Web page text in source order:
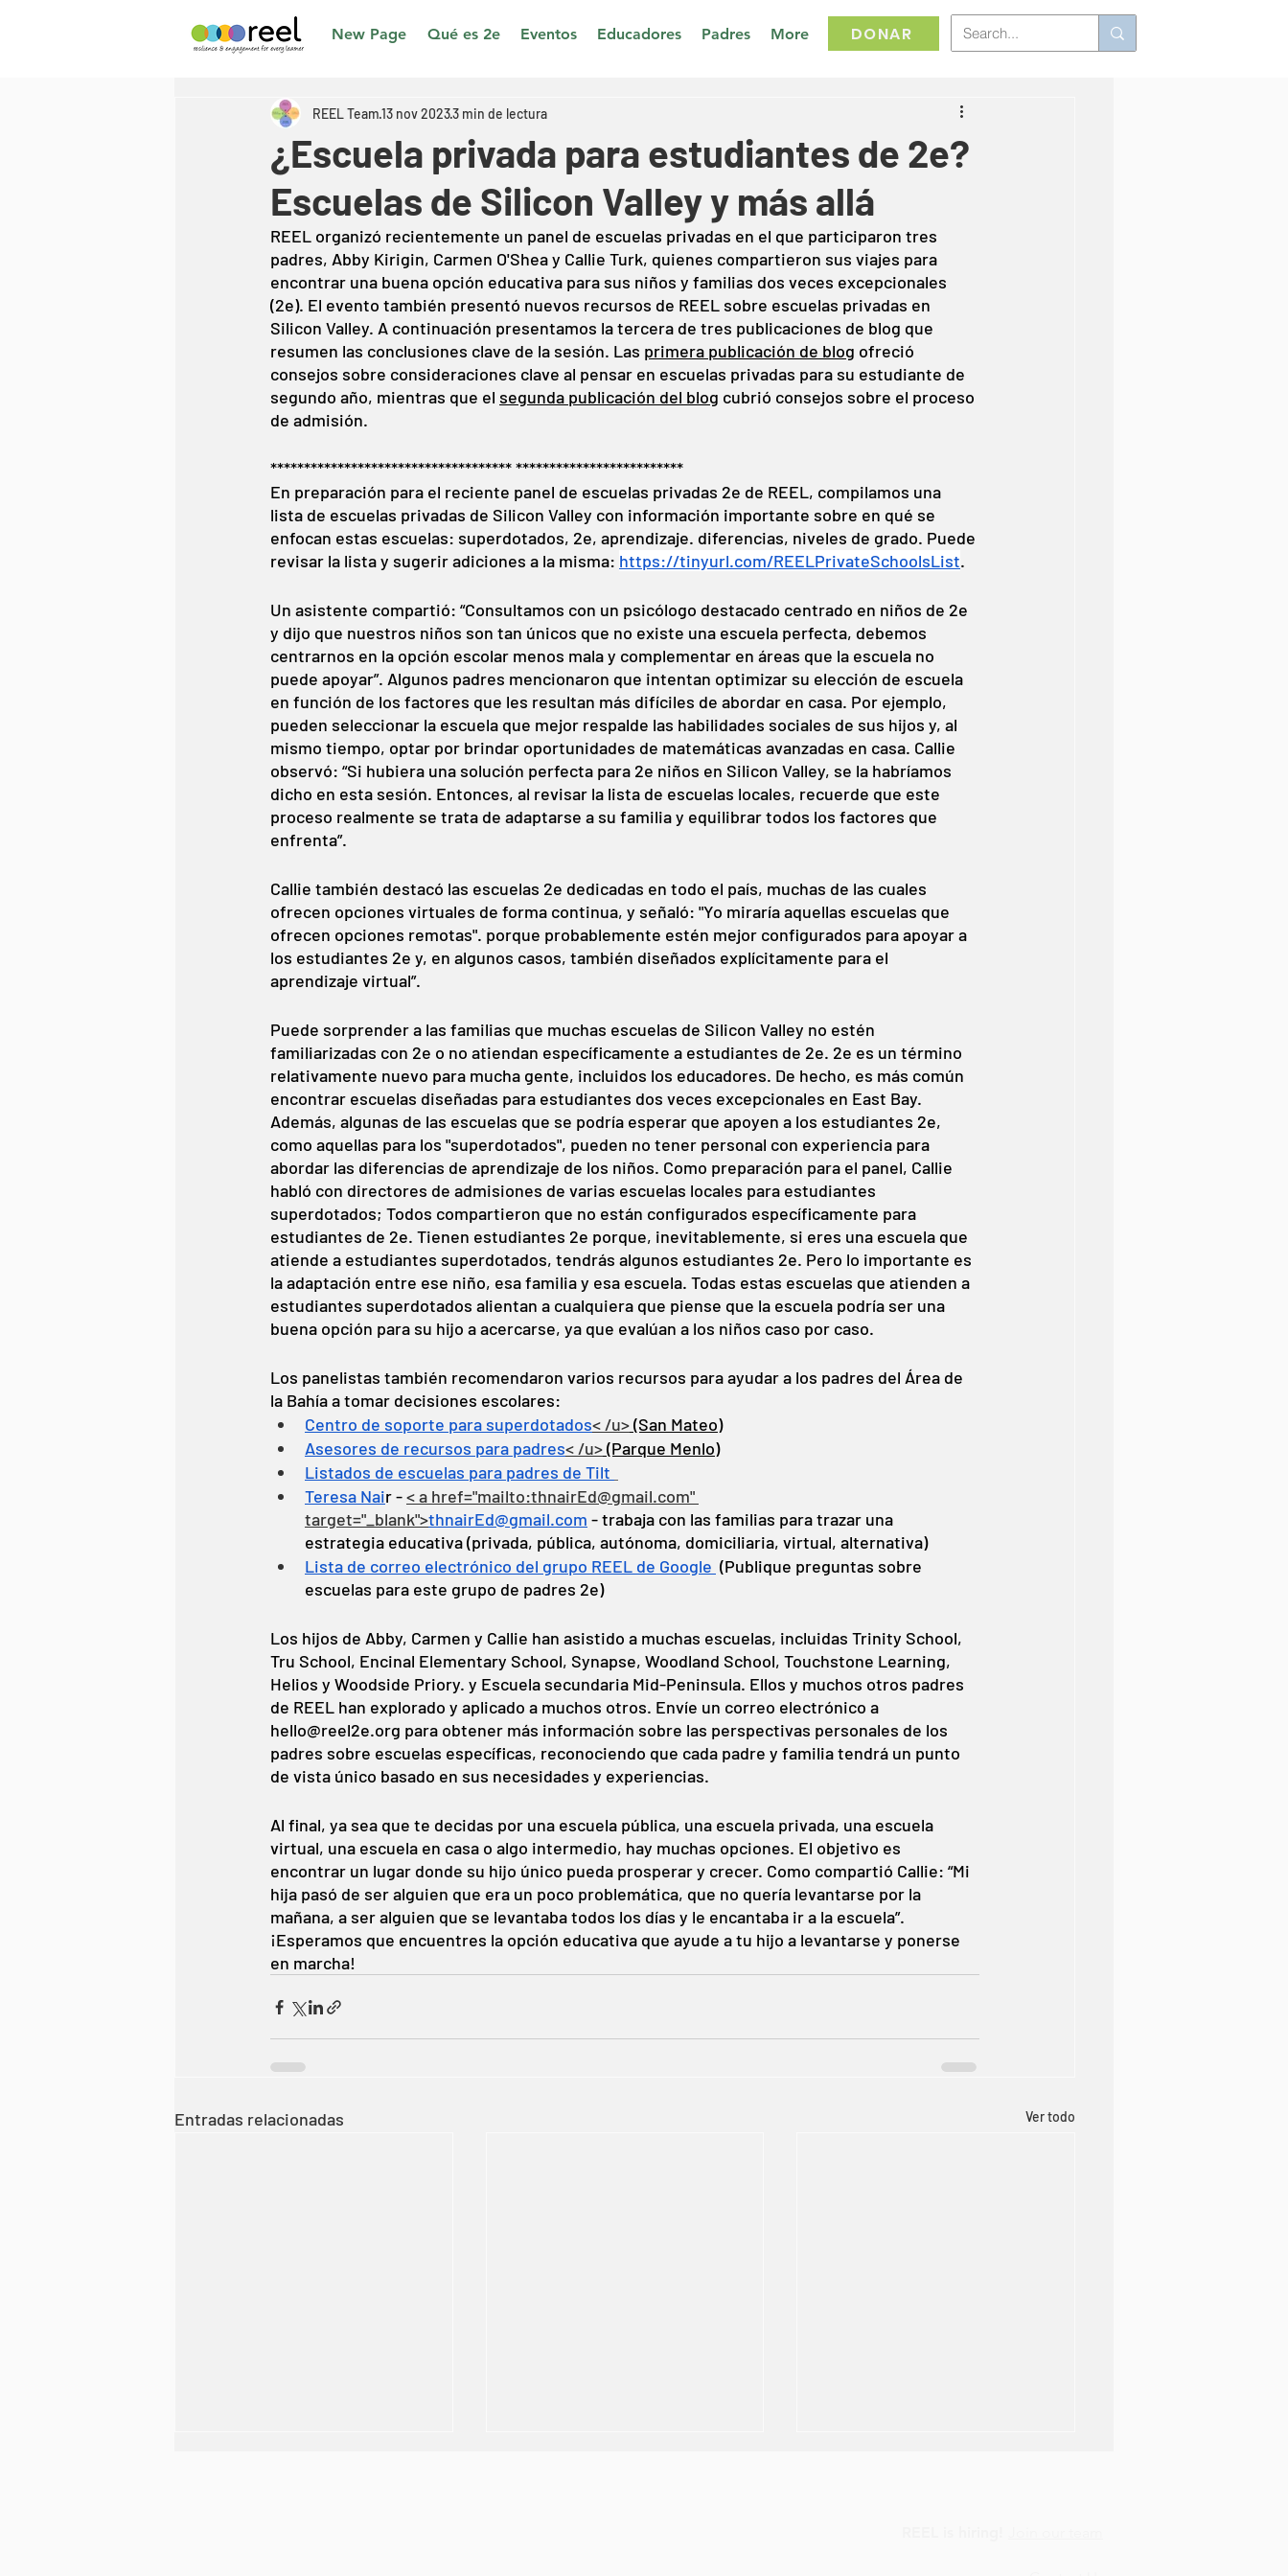
New Page Qué es 2e Eventos Educadores Padres More DONAR
¿Escuela privada para estudiantes de 2e?
Escuelas de Silicon Valley y más allá
REEL Team13 nov 20233 min de lectura
REEL organizó recientemente un panel de escuelas privadas en el que participaron tres
padres, Abby Kirigin, Carmen O'Shea y Callie Turk, quienes compartieron sus viajes para
encontrar una buena opción educativa para sus niños y familias dos veces excepcionales
(2e). El evento también presentó nuevos recursos de REEL sobre escuelas privadas en
Silicon Valley. A continuación presentamos la tercera de tres publicaciones de blog que
resumen las conclusiones clave de la sesión. Las primera publicación de blog ofreció
consejos sobre consideraciones clave al pensar en escuelas privadas para su estudiante de
segundo año, mientras que el segunda publicación del blog cubrió consejos sobre el proceso
de admisión.
************************************ *************************
En preparación para el reciente panel de escuelas privadas 2e de REEL, compilamos una
lista de escuelas privadas de Silicon Valley con información importante sobre en qué se
enfocan estas escuelas: superdotados, 2e, aprendizaje. diferencias, niveles de grado. Puede
revisar la lista y sugerir adiciones a la misma: https://tinyurl.com/REELPrivateSchoolsList.
Un asistente compartió: “Consultamos con un psicólogo destacado centrado en niños de 2e
y dijo que nuestros niños son tan únicos que no existe una escuela perfecta, debemos
centrarnos en la opción escolar menos mala y complementar en áreas que la escuela no
puede apoyar”. Algunos padres mencionaron que intentan optimizar su elección de escuela
en función de los factores que les resultan más difíciles de abordar en casa. Por ejemplo,
pueden seleccionar la escuela que mejor respalde las habilidades sociales de sus hijos y, al
mismo tiempo, optar por brindar oportunidades de matemáticas avanzadas en casa. Callie
observó: “Si hubiera una solución perfecta para 2e niños en Silicon Valley, se la habríamos
dicho en esta sesión. Entonces, al revisar la lista de escuelas locales, recuerde que este
proceso realmente se trata de adaptarse a su familia y equilibrar todos los factores que
enfrenta”.
Callie también destacó las escuelas 2e dedicadas en todo el país, muchas de las cuales
ofrecen opciones virtuales de forma continua, y señaló: "Yo miraría aquellas escuelas que
ofrecen opciones remotas". porque probablemente estén mejor configurados para apoyar a
los estudiantes 2e y, en algunos casos, también diseñados explícitamente para el
aprendizaje virtual”.
Puede sorprender a las familias que muchas escuelas de Silicon Valley no estén
familiarizadas con 2e o no atiendan específicamente a estudiantes de 2e. 2e es un término
relativamente nuevo para mucha gente, incluidos los educadores. De hecho, es más común
encontrar escuelas diseñadas para estudiantes dos veces excepcionales en East Bay.
Además, algunas de las escuelas que se podría esperar que apoyen a los estudiantes 2e,
como aquellas para los "superdotados", pueden no tener personal con experiencia para
abordar las diferencias de aprendizaje de los niños. Como preparación para el panel, Callie
habló con directores de admisiones de varias escuelas locales para estudiantes
superdotados; Todos compartieron que no están configurados específicamente para
estudiantes de 2e. Tienen estudiantes 2e porque, inevitablemente, si eres una escuela que
atiende a estudiantes superdotados, tendrás algunos estudiantes 2e. Pero lo importante es
la adaptación entre ese niño, esa familia y esa escuela. Todas estas escuelas que atienden a
estudiantes superdotados alientan a cualquiera que piense que la escuela podría ser una
buena opción para su hijo a acercarse, ya que evalúan a los niños caso por caso.
Los panelistas también recomendaron varios recursos para ayudar a los padres del Área de
la Bahía a tomar decisiones escolares:
Centro de soporte para superdotados< /u> (San Mateo)
Asesores de recursos para padres< /u> (Parque Menlo)
Listados de escuelas para padres de Tilt
Teresa Nair - < a href="mailto:thnairEd@gmail.com"
target="_blank">thnairEd@gmail.com - trabaja con las familias para trazar una
estrategia educativa (privada, pública, autónoma, domiciliaria, virtual, alternativa)
Lista de correo electrónico del grupo REEL de Google (Publique preguntas sobre
escuelas para este grupo de padres 2e)
Los hijos de Abby, Carmen y Callie han asistido a muchas escuelas, incluidas Trinity School,
Tru School, Encinal Elementary School, Synapse, Woodland School, Touchstone Learning,
Helios y Woodside Priory. y Escuela secundaria Mid-Peninsula. Ellos y muchos otros padres
de REEL han explorado y aplicado a muchos otros. Envíe un correo electrónico a
hello@reel2e.org para obtener más información sobre las perspectivas personales de los
padres sobre escuelas específicas, reconociendo que cada padre y familia tendrá un punto
de vista único basado en sus necesidades y experiencias.
Al final, ya sea que te decidas por una escuela pública, una escuela privada, una escuela
virtual, una escuela en casa o algo intermedio, hay muchas opciones. El objetivo es
encontrar un lugar donde su hijo único pueda prosperar y crecer. Como compartió Callie: “Mi
hija pasó de ser alguien que era un poco problemática, que no quería levantarse por la
mañana, a ser alguien que se levantaba todos los días y le encantaba ir a la escuela”.
¡Esperamos que encuentres la opción educativa que ayude a tu hijo a levantarse y ponerse
en marcha!
Entradas relacionadas Ver todo